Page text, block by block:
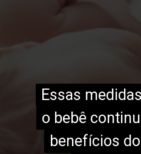
Essas
o bebê
benefícios
Essas
o bebê
benefícios